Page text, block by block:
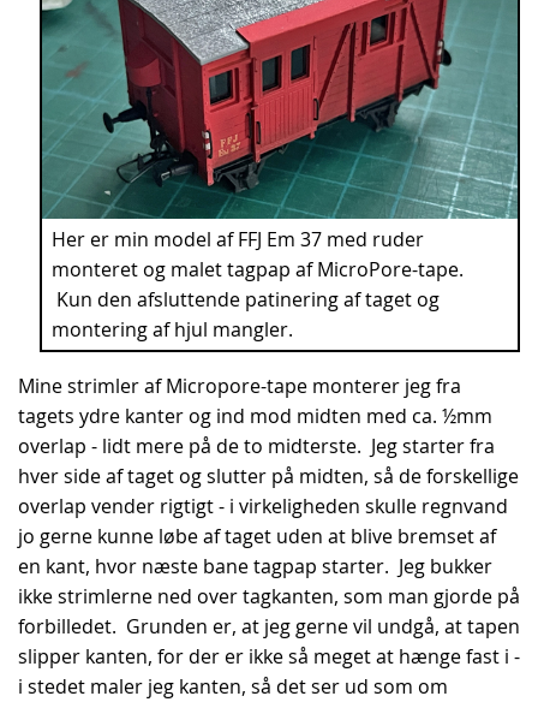
Her er min model af FFJ Em 37 med ruder
monteret og malet tagpap af MicroPore-tape.
Kun den afsluttende patinering af taget og
montering af hjul mangler.
Mine strimler af Micropore-tape monterer jeg fra
tagets ydre kanter og ind mod midten med ca. ½mm
overlap - lidt mere på de to midterste. Jeg starter fra
hver side af taget og slutter på midten, så de forskellige
overlap vender rigtigt - i virkeligheden skulle regnvand
jo gerne kunne løbe af taget uden at blive bremset af
en kant, hvor næste bane tagpap starter. Jeg bukker
ikke strimlerne ned over tagkanten, som man gjorde på
forbilledet. Grunden er, at jeg gerne vil undgå, at tapen
slipper kanten, for der er ikke så meget at hænge fast i -
i stedet maler jeg kanten, så det ser ud som om